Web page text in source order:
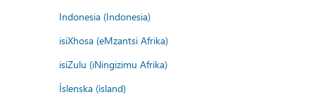
Indonesia (Indonesia)
isiXhosa (eMzantsi Afrika)
isiZulu (iNingizimu Afrika)
Íslenska (ísland)